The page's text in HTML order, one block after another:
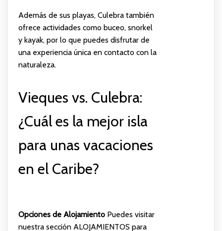
Además de sus playas, Culebra también
ofrece actividades como buceo, snorkel
y kayak, por lo que puedes disfrutar de
una experiencia única en contacto con la
naturaleza.
Vieques vs. Culebra:
¿Cuál es la mejor isla
para unas vacaciones
en el Caribe?
Opciones de AlojamientoPuedes visitar
nuestra sección ALOJAMIENTOS para